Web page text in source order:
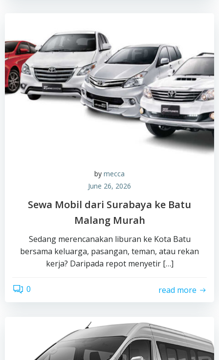
by mecca
June 26, 2026
Sewa Mobil dari Surabaya ke Batu
Malang Murah
Sedang merencanakan liburan ke Kota Batu
bersama keluarga, pasangan, teman, atau rekan
kerja? Daripada repot menyetir […]
0 read more